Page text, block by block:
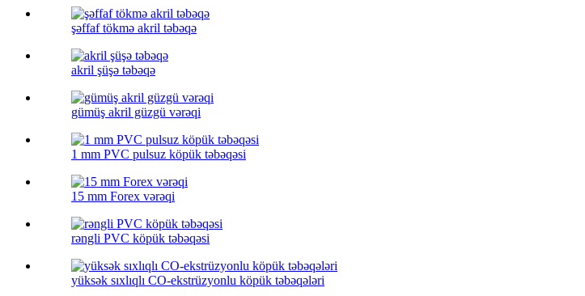
şəffaf tökmə akril təbəqə
akril şüşə təbəqə
gümüş akril güzgü vərəqi
1 mm PVC pulsuz köpük təbəqəsi
15 mm Forex vərəqi
rəngli PVC köpük təbəqəsi
yüksək sıxlıqlı CO-ekstrüzyonlu köpük təbəqələri